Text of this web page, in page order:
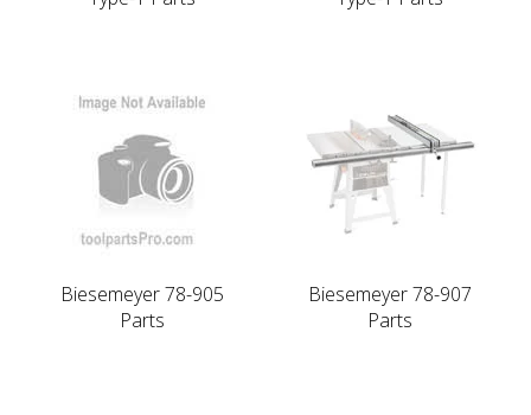
Biesemeyer 78-905
Parts
Biesemeyer 78-907
Parts